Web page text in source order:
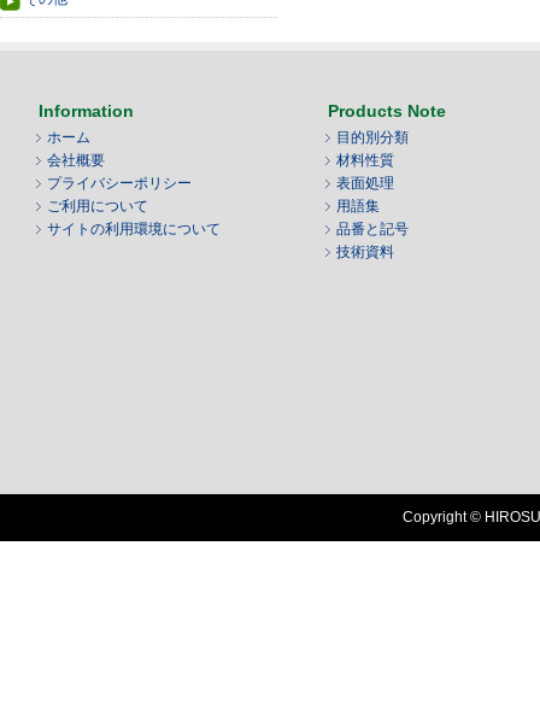
Information
ホーム
会社概要
プライバシーポリシー
ご利用について
サイトの利用環境について
Products Note
目的別分類
材料性質
表面処理
用語集
品番と記号
技術資料
Copyright ©